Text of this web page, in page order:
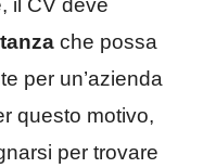
che possa
per un’azienda
questo motivo,
per trovare